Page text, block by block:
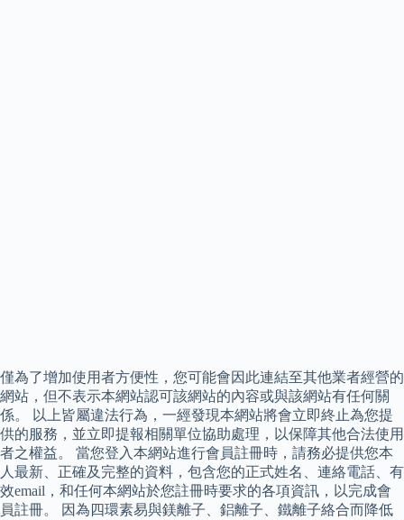
僅為了增加使用者方便性，您可能會因此連結至其他業者經營的
網站，但不表示本網站認可該網站的內容或與該網站有任何關
係。 以上皆屬違法行為，一經發現本網站將會立即終止為您提
供的服務，並立即提報相關單位協助處理，以保障其他合法使用
者之權益。 當您登入本網站進行會員註冊時，請務必提供您本
人最新、正確及完整的資料，包含您的正式姓名、連絡電話、有
效email，和任何本網站於您註冊時要求的各項資訊，以完成會
員註冊。 因為四環素易與鎂離子、鋁離子、鐵離子絡合而降低